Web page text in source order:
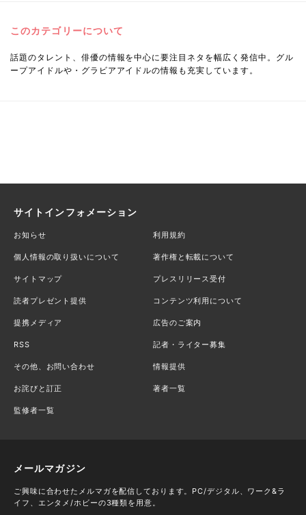
このカテゴリーについて
話題のタレント、俳優の情報を中心に要注目ネタを幅広く発信中。グル
ープアイドルや・グラビアアイドルの情報も充実しています。
サイトインフォメーション
お知らせ 利用規約
個人情報の取り扱いについて 著作権と転載について
サイトマップ プレスリリース受付
読者プレゼント提供 コンテンツ利用について
提携メディア 広告のご案内
RSS 記者・ライター募集
その他、お問い合わせ 情報提供
お詫びと訂正 著者一覧
監修者一覧
メールマガジン
ご興味に合わせたメルマガを配信しております。PC/デジタル、ワーク&ラ
イフ、エンタメ/ホビーの3種類を用意。